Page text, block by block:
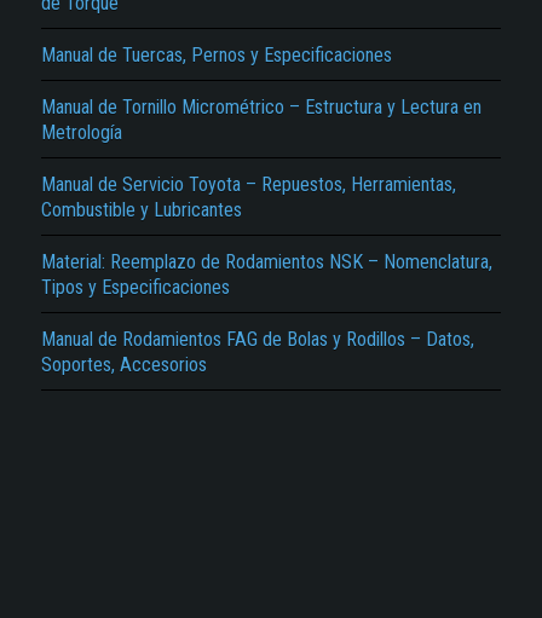
Manual de Tuercas, Pernos y Especificaciones
Manual de Tornillo Micrométrico – Estructura y Lectura en
Metrología
Manual de Servicio Toyota – Repuestos, Herramientas,
Combustible y Lubricantes
Material: Reemplazo de Rodamientos NSK – Nomenclatura,
Tipos y Especificaciones
Manual de Rodamientos FAG de Bolas y Rodillos – Datos,
Soportes, Accesorios
El Título es incorrecto según el contenido.
Texto o Imagen de portada son erróneos.
No carga o no se visualiza el contenido.